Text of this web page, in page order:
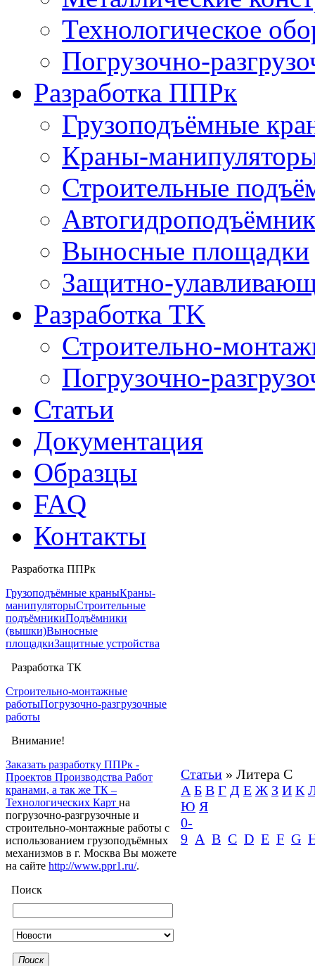
Технологическое
Погрузочно-
Разработка ППРк
Грузоподъёмные
Краны-
Строительные
Выносные площадки
Защитно-
Разработка TK
Строительно-
Погрузочно-
Статьи
Документация
Образцы
FAQ
Контакты
Разработка ППРк
Грузоподъёмные краныКраны-
манипуляторыСтроительные
подъёмникиПодъёмники
(вышки)Выносные
площадкиЗащитные устройства
Разработка ТК
Строительно-монтажные
работыПогрузочно-разгрузочные
работы
Внимание!
Заказать разработку ППРк -
Проектов Производства Работ
кранами, а так же ТК –
Технологических Карт на
погрузочно-разгрузочные и
строительно-монтажные работы с
использованием грузоподъёмных
механизмов в г. Москва Вы можете
на сайте http://www.ppr1.ru/.
Поиск
Поиск
Статьи » Литера С
А Б В Г Д Е Ж З И К
Ю Я
0-
9 A B C D E F G